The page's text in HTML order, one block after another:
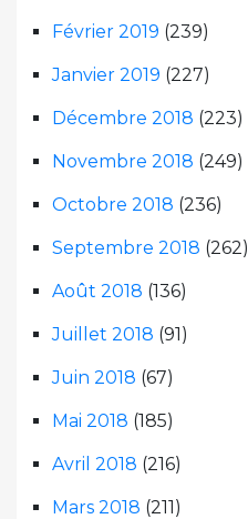
Février 2019 (239)
Janvier 2019 (227)
Décembre 2018 (223)
Novembre 2018 (249)
Octobre 2018 (236)
Septembre 2018 (262)
Août 2018 (136)
Juillet 2018 (91)
Juin 2018 (67)
Mai 2018 (185)
Avril 2018 (216)
Mars 2018 (211)